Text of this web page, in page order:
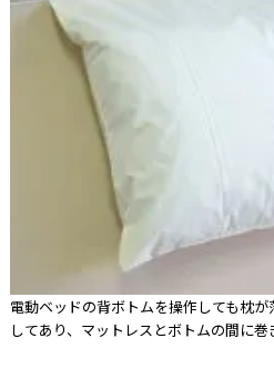
電動ベッドの背ボトムを操作しても枕
してあり、マットレスとボトムの間に巻